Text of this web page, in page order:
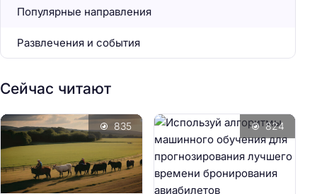
Популярные направления
Развлечения и события
Сейчас читают
835 824